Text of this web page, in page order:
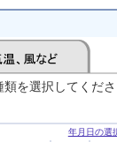
を選択してくだ
年月日の選